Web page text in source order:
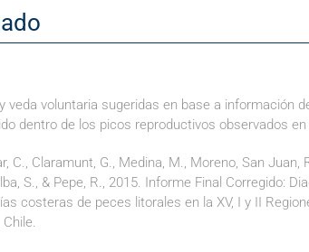
veda voluntaria sugeridas en base a información
dentro de los picos reproductivos observados en
C., Claramunt, G., Medina, M., Moreno, San Juan,
S., & Pepe, R., 2015. Informe Final Corregido:
costeras de peces litorales en la XV, I y II